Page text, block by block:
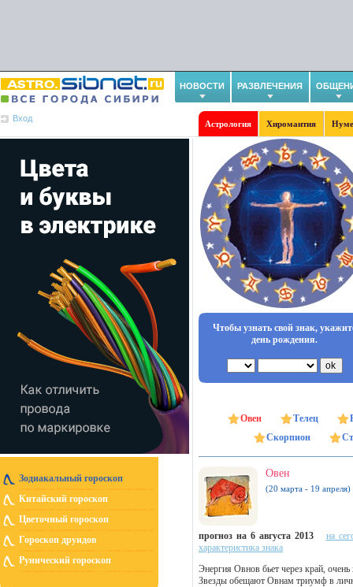
НОВОСТИ РАЗВЛЕЧЕНИЯ
Вход
Астрология Хиромантия
Зодиакальный гороскоп
Китайский гороскоп
Цветочный гороскоп
Гороскоп друидов
Рунический гороскоп
Чтобы узнать свой знак,
день рождения.
Овен Телец
Скорпион
Овен
(20 марта - 19 апреля)
прогноз на 6 августа 2013
на
характеристика знака
Энергия Овнов бьет через край,
Звезды обещают Овнам триумф в